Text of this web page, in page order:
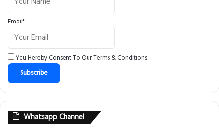
Email*
You Hereby Consent To OurTerms & Conditions.
Whatsapp Channel